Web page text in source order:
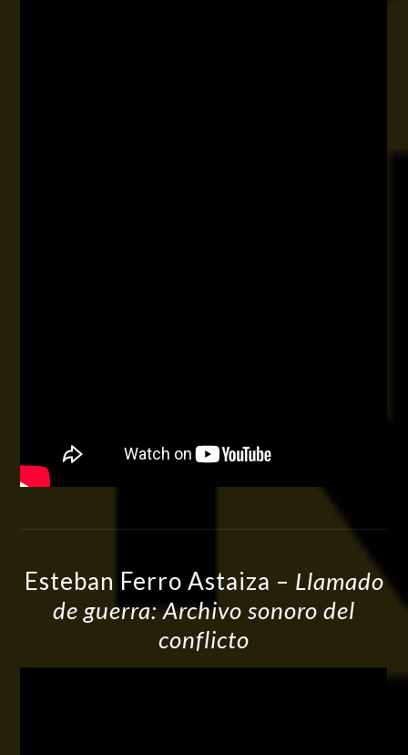
Esteban Ferro Astaiza – Llamado
de guerra: Archivo sonoro del
conflicto